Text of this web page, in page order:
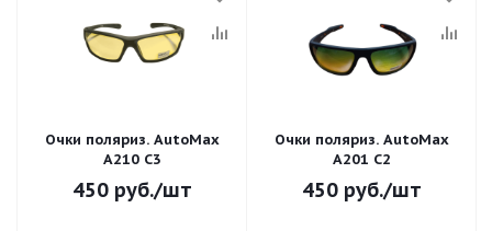
Очки поляриз. AutoMax
A210 C3
450руб./шт
Очки поляриз. AutoMax
A201 C2
450руб./шт